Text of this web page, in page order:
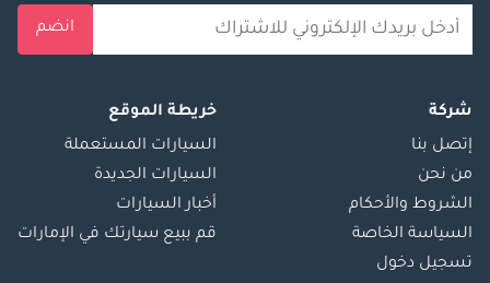
انضم
شركة
إتصل بنا
من نحن
الشروط والأحكام
السياسة الخاصة
تسجيل دخول
خريطة الموقع
السيارات المستعملة
السيارات الجديدة
أخبار السيارات
قم ببيع سيارتك في الإمارات